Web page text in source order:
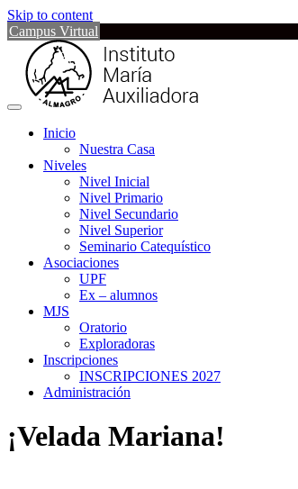
Skip to content
Campus Virtual
Inicio
Nuestra Casa
Niveles
Nivel Inicial
Nivel Primario
Nivel Secundario
Nivel Superior
Seminario Catequístico
Asociaciones
UPF
Ex – alumnos
MJS
Oratorio
Exploradoras
Inscripciones
INSCRIPCIONES 2027
Administración
¡Velada Mariana!